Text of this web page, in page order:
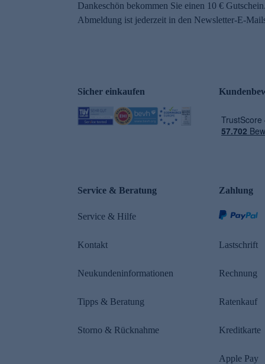
Dankeschön bekommen Sie einen 10 €
Abmeldung ist jederzeit in den Newsletter-E-
Sicher einkaufen
Service & Beratung
Service & Hilfe
Kontakt
Neukundeninformationen
Tipps & Beratung
Storno & Rücknahme
Zahlung
Lastschrift
Rechnung
Ratenkauf
Kreditkarte
Apple Pay